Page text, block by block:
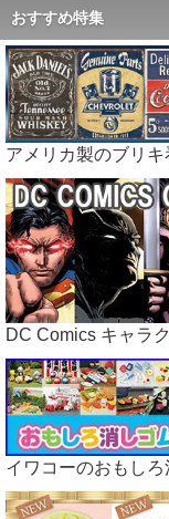
おすすめ特集
アメリカ製のブリ
DC Comics キャラ
イワコーのおもし